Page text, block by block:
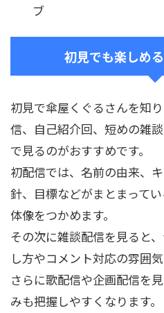
ブ
初見でも楽しめ
初見で傘屋くぐるさんを知
信、自己紹介回、短めの雑
で見るのがおすすめです。
初配信では、名前の由来、
針、目標などがまとまって
体像をつかめます。
その次に雑談配信を見ると
し方やコメント対応の雰囲気
さらに歌配信や企画配信を
みも把握しやすくなります。